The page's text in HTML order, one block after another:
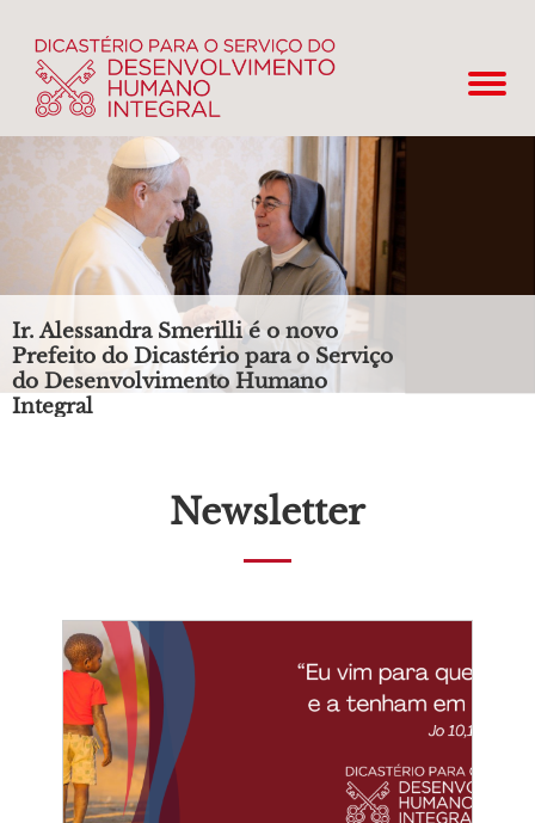
Ir. Alessandra Smerilli é o novo
Prefeito do Dicastério para o Serviço
do Desenvolvimento Humano
Integral
Newsletter